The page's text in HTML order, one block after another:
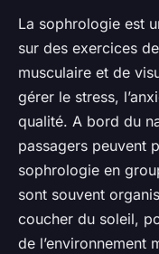
La sophrologie est
sur des exercices
musculaire et de
gérer le stress,
qualité. A bord du
passagers peuvent
sophrologie en
sont souvent
coucher du soleil,
de l’environnement